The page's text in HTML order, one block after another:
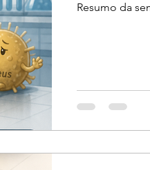
2025
2025
2024 Outubro 2024
Resumo da